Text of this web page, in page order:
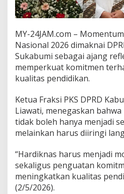
s
i
D
P
D
P
e
k
a
t
S
k
o
r
MY-24JAM.com –
Nasional 2026 dimaknai
Sukabumi sebagai ajang
memperkuat komitmen
kualitas pendidikan.
Ketua Fraksi PKS DPRD
Liawati, menegaskan
tidak boleh hanya menjadi
melainkan harus diiringi
“Hardiknas harus menjadi
sekaligus penguatan
meningkatkan kualitas
(2/5/2026).